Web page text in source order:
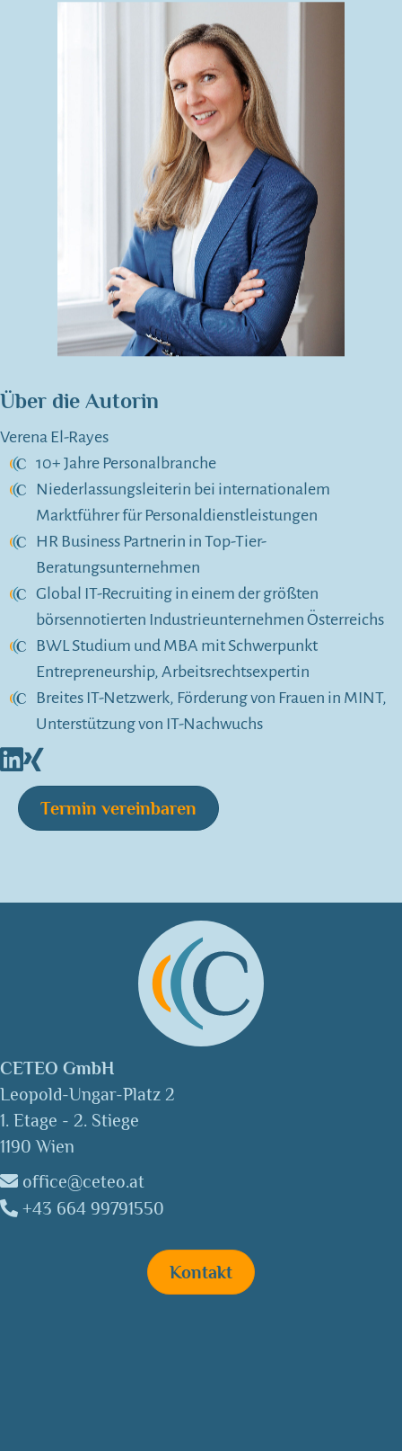
Über die Autorin
Verena El-Rayes
10+ Jahre Personalbranche
Niederlassungsleiterin bei internationalem
Marktführer für Personaldienstleistungen
HR Business Partnerin in Top-Tier-
Beratungsunternehmen
Global IT-Recruiting in einem der größten
börsennotierten Industrieunternehmen Österreichs
BWL Studium und MBA mit Schwerpunkt
Entrepreneurship, Arbeitsrechtsexpertin
Breites IT-Netzwerk, Förderung von Frauen in MINT,
Unterstützung von IT-Nachwuchs
Termin vereinbaren
CETEO GmbH
Leopold-Ungar-Platz 2
1. Etage - 2. Stiege
1190 Wien
office@ceteo.at
+43 664 99791550
Kontakt